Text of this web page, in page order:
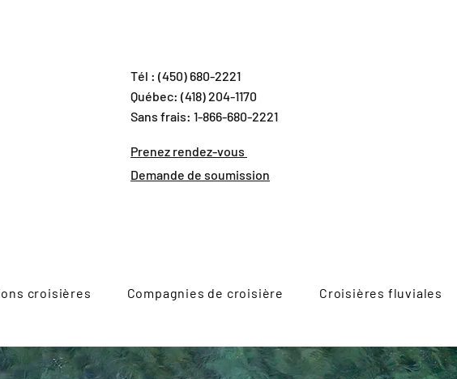
Tél : (450) 680-2221
Québec: (418) 204-1170
Sans frais: 1-866-680-2221
Prenez rendez-vous
Demande de soumission
croisières Compagnies de croisière Croisières fluviales